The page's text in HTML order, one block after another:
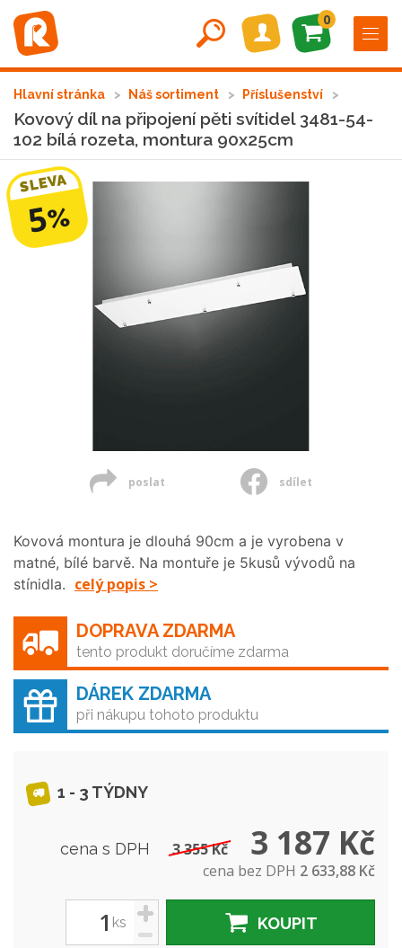
0
Hlavní stránka Náš sortiment Příslušenství
Kovový díl na připojení pěti svítidel 3481-54-
102 bílá rozeta, montura 90x25cm
SLEVA
5%
poslat sdílet
Kovová montura je dlouhá 90cm a je vyrobena v
matné, bílé barvě. Na montuře je 5kusů vývodů na
stínidla. celý popis >
DOPRAVA ZDARMA
tento produkt doručíme zdarma
DÁREK ZDARMA
při nákupu tohoto produktu
1 - 3 TÝDNY
cena s DPH 3 355 Kč 3 187 Kč
cena bez DPH 2 633,88 Kč
ks
+
-
KOUPIT